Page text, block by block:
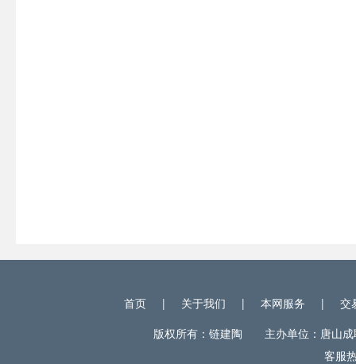
首页 | 关于我们 | 本网服务 |
交
版权所有：链建陶 主办单位：唐山
客服